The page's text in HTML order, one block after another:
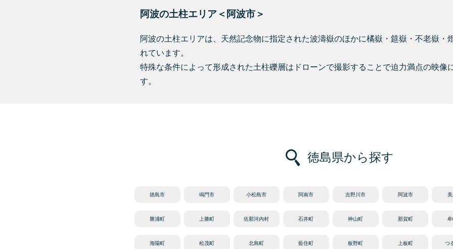
阿波の土柱エリア＜阿波市＞
阿波の土柱エリアは、天然記念物に指定された波濤嶽のほかに橘嶽・筵嶽・不老嶽・
れています。
特殊な条件によって形成された土柱礫層はドローンで撮影することで迫力満点の映像
す。
徳島県から探す
徳島市 鳴門市 小松島市 阿南市 吉野川市 阿波市
勝浦町 上勝町 佐那河内村 石井町 神山町 那賀町
海陽町 松茂町 北島町 藍住町 板野町 上板町 つ